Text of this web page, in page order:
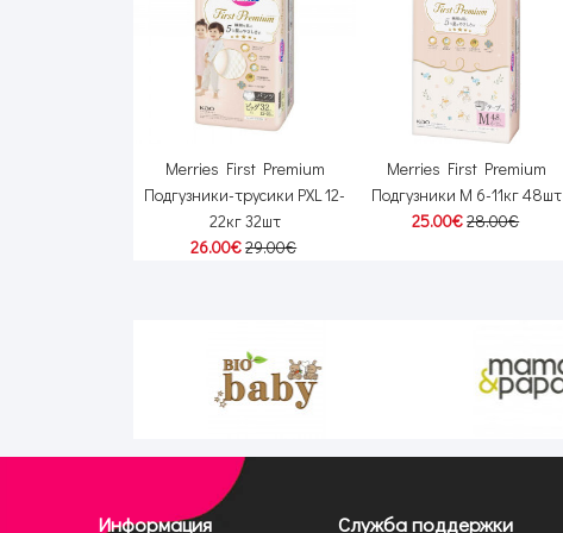
Merries First Premium
Подгузники-трусики PXL 12-
22кг 32шт
26.00€29.00€
Merries First Premium
Подгузники M 6-11кг 48шт
25.00€28.00€
Информация Служба поддержки